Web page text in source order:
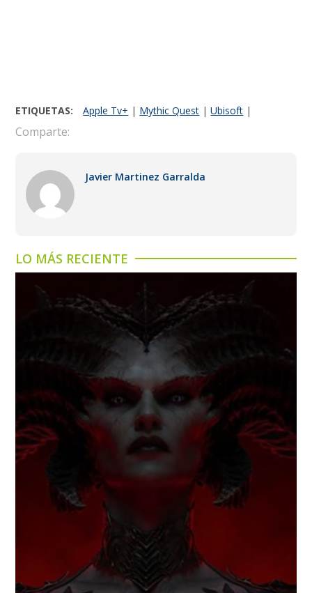
ETIQUETAS: Apple Tv+ | Mythic Quest |Ubisoft |
Comparte:
Javier Martinez Garralda
LO MÁS RECIENTE